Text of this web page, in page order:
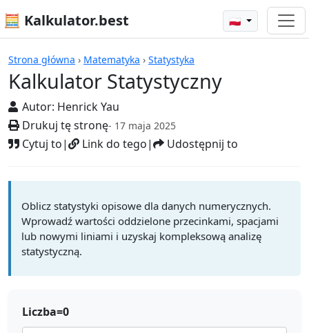
🧮 Kalkulator.best 🇵🇱
Strona główna › Matematyka › Statystyka
Kalkulator Statystyczny
Autor: Henrick Yau
Drukuj tę stronę- 17 maja 2025
Cytuj to| Link do tego| Udostępnij to
Kalkulatory
Oblicz statystyki opisowe dla danych numerycznych.
Wprowadź wartości oddzielone przecinkami, spacjami
lub nowymi liniami i uzyskaj kompleksową analizę
statystyczną.
Liczba=0